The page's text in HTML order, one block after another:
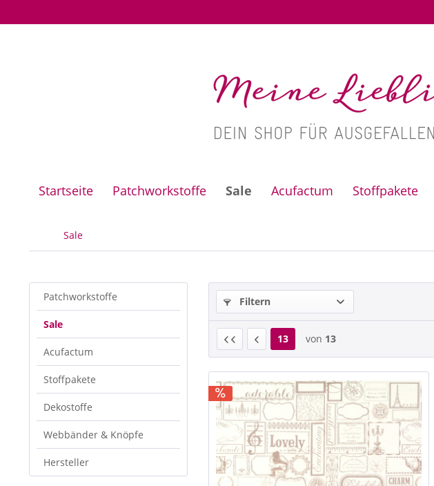
Startseite Patchworkstoffe Sale Acufactum Stoffpakete
Sale
Patchworkstoffe
Sale
Acufactum
Stoffpakete
Dekostoffe
Webbänder & Knöpfe
Hersteller
Filtern
13 von 13